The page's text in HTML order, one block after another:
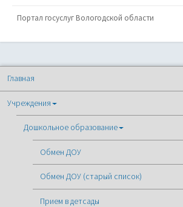
Портал госуслуг Вологодской области
Главная
Учреждения
Дошкольное образование
Обмен ДОУ
Обмен ДОУ (старый список)
Прием в детсады